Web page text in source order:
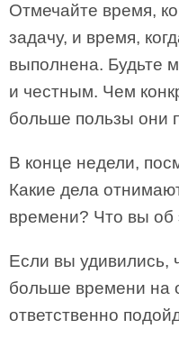
Отмечайте время,
задачу, и время,
выполнена. Будьте
и честным. Чем
больше пользы они
В конце недели,
Какие дела
времени? Что вы об
Если вы удивились,
больше времени на
ответственно